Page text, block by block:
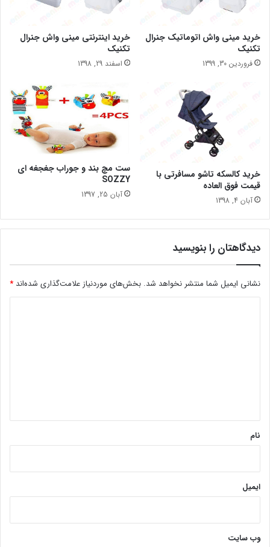
خرید مینی واش اتوماتیک جنرال
تکنیک
فروردین 30, 1399
خرید اینترنتی مینی واش جنرال
تکنیک
اسفند 29, 1398
خرید کالسکه تاشو مسافرتی با
قیمت فوق العاده
آبان 4, 1398
ست مچ بند و جوراب جغجغه ای
SOZZY
آبان 25, 1397
دیدگاهتان را بنویسید
نشانی ایمیل شما منتشر نخواهد شد. بخش‌های موردنیاز علامت‌گذاری شده‌اند *
نام
ایمیل
وب‌ سایت